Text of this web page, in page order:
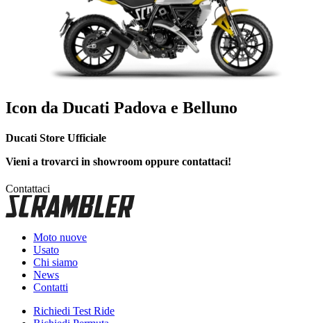
Icon da Ducati Padova e Belluno
Ducati Store Ufficiale
Vieni a trovarci in showroom oppure contattaci!
Contattaci
Moto nuove
Usato
Chi siamo
News
Contatti
Richiedi Test Ride